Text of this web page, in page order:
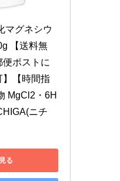
マグネシウ
【送料無
ポストに
】【時間指
MgCl2・6H
ニチ
る